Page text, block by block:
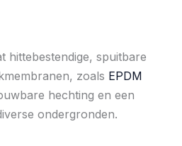
hittebestendige, spuitbare
zoals EPDM
hechting en een
ondergronden.